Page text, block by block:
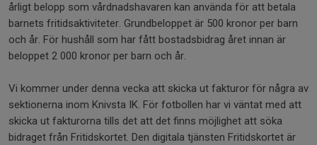
årligt belopp som vårdnadshavaren kan använda för att betala
barnets fritidsaktiviteter. Grundbeloppet är 500 kronor per barn
och år. För hushåll som har fått bostadsbidrag året innan är
beloppet 2 000 kronor per barn och år.
Vi kommer under denna vecka att skicka ut fakturor för några av
sektionerna inom Knivsta IK. För fotbollen har vi väntat med att
skicka ut fakturorna tills det att det finns möjlighet att söka
bidraget från Fritidskortet. Den digitala tjänsten Fritidskortet är